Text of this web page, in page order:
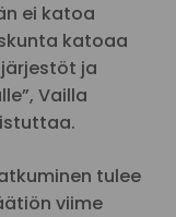
ei katoa
katoaa
ja
Vailla
tulee
viime